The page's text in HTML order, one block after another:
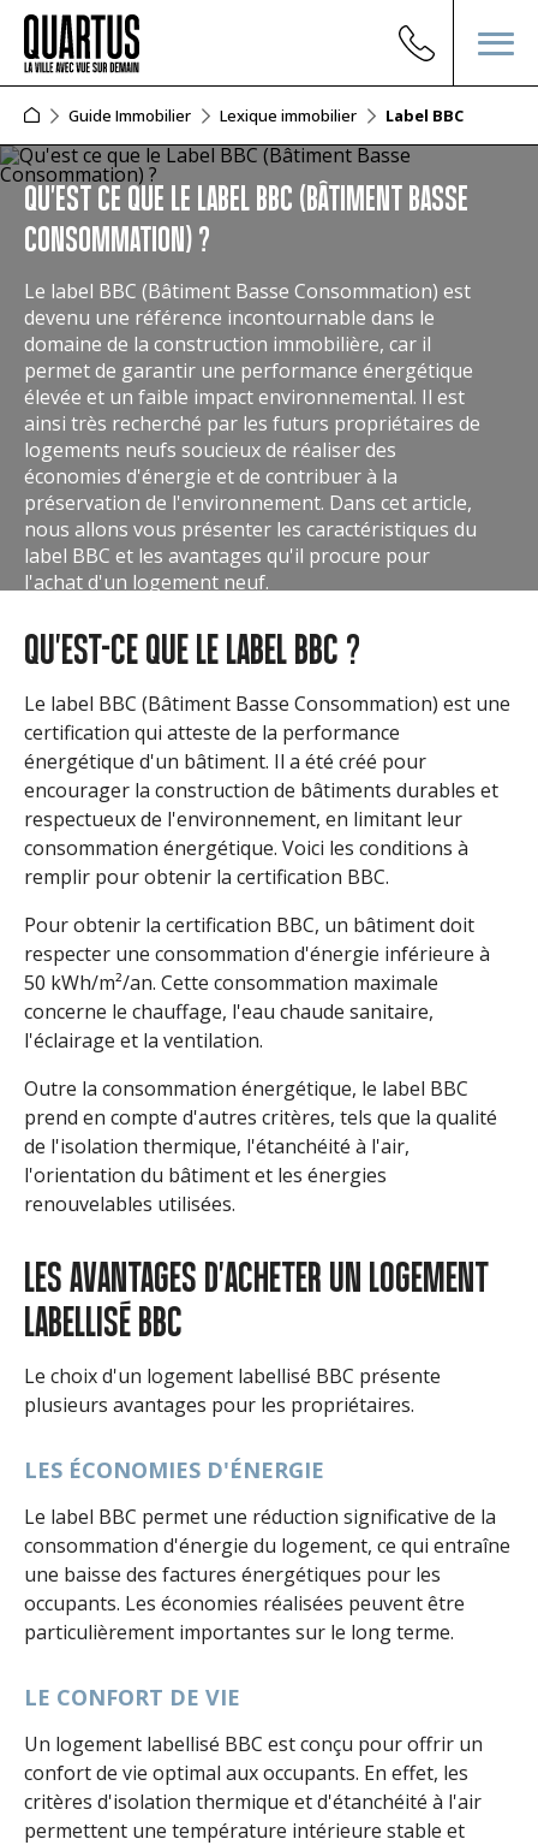
Guide Immobilier Lexique immobilier Label BBC
QU'EST CE QUE LE LABEL BBC (BÂTIMENT BASSE
CONSOMMATION) ?
Le label BBC (Bâtiment Basse Consommation) est
devenu une référence incontournable dans le
domaine de la construction immobilière, car il
permet de garantir une performance énergétique
élevée et un faible impact environnemental. Il est
ainsi très recherché par les futurs propriétaires de
logements neufs soucieux de réaliser des
économies d'énergie et de contribuer à la
préservation de l'environnement. Dans cet article,
nous allons vous présenter les caractéristiques du
label BBC et les avantages qu'il procure pour
l'achat d'un logement neuf.
QU'EST-CE QUE LE LABEL BBC ?
Le label BBC (Bâtiment Basse Consommation) est une
certification qui atteste de la performance
énergétique d'un bâtiment. Il a été créé pour
encourager la construction de bâtiments durables et
respectueux de l'environnement, en limitant leur
consommation énergétique. Voici les conditions à
remplir pour obtenir la certification BBC.
Pour obtenir la certification BBC, un bâtiment doit
respecter une consommation d'énergie inférieure à
50 kWh/m²/an. Cette consommation maximale
concerne le chauffage, l'eau chaude sanitaire,
l'éclairage et la ventilation.
Outre la consommation énergétique, le label BBC
prend en compte d'autres critères, tels que la qualité
de l'isolation thermique, l'étanchéité à l'air,
l'orientation du bâtiment et les énergies
renouvelables utilisées.
LES AVANTAGES D'ACHETER UN LOGEMENT
LABELLISÉ BBC
Le choix d'un logement labellisé BBC présente
plusieurs avantages pour les propriétaires.
LES ÉCONOMIES D'ÉNERGIE
Le label BBC permet une réduction significative de la
consommation d'énergie du logement, ce qui entraîne
une baisse des factures énergétiques pour les
occupants. Les économies réalisées peuvent être
particulièrement importantes sur le long terme.
LE CONFORT DE VIE
Un logement labellisé BBC est conçu pour offrir un
confort de vie optimal aux occupants. En effet, les
critères d'isolation thermique et d'étanchéité à l'air
permettent une température intérieure stable et